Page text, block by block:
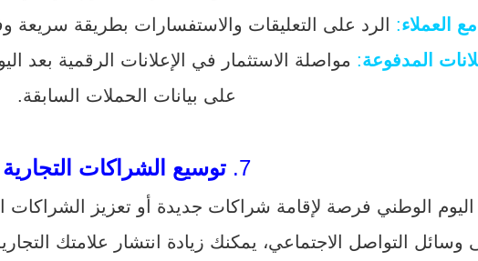
العملاء: الرد على التعليقات والاستفسارات بطريقة سريعة
المدفوعة: مواصلة الاستثمار في الإعلانات الرقمية بعد
على بيانات الحملات السابقة.
7. توسيع الشراكات التجارية
الوطني فرصة لإقامة شراكات جديدة أو تعزيز الشراكات
وسائل التواصل الاجتماعي، يمكنك زيادة انتشار علامتك